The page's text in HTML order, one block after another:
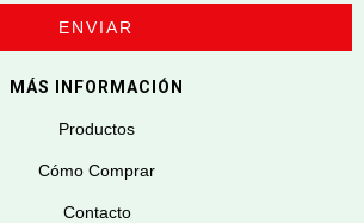
MÁS INFORMACIÓN
Productos
Cómo Comprar
Contacto